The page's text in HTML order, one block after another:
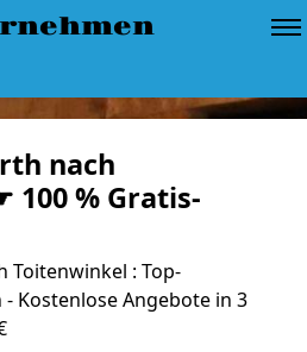
nach
% Gratis-
Toitenwinkel : Top-
Kostenlose Angebote in 3